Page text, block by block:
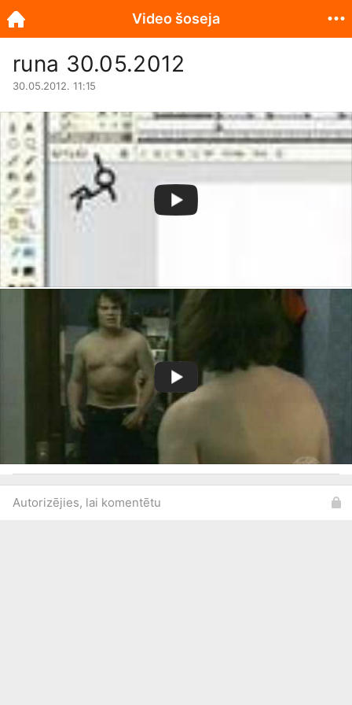
runa 30.05.2012
30.05.2012. 11:15
Autorizējies, lai komentētu
Video šoseja